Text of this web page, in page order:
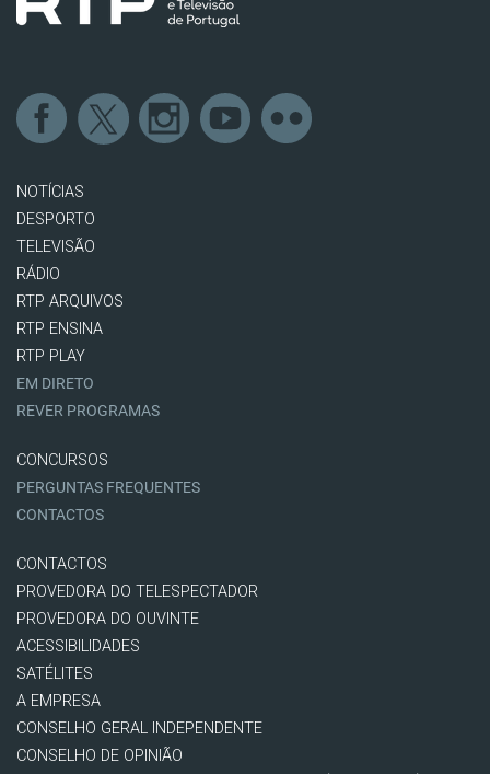
NOTÍCIAS
DESPORTO
TELEVISÃO
RÁDIO
RTP ARQUIVOS
RTP ENSINA
RTP PLAY
EM DIRETO
REVER PROGRAMAS
CONCURSOS
PERGUNTAS FREQUENTES
CONTACTOS
CONTACTOS
PROVEDORA DO TELESPECTADOR
PROVEDORA DO OUVINTE
ACESSIBILIDADES
SATÉLITES
A EMPRESA
CONSELHO GERAL INDEPENDENTE
CONSELHO DE OPINIÃO